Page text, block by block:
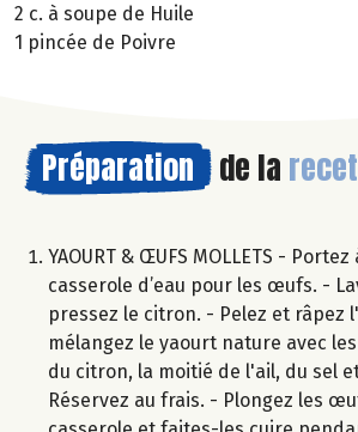
2 c. à soupe de Huile
1 pincée de Poivre
Préparation de la
YAOURT & ŒUFS MOLLETS -
casserole d’eau pour les œufs. -
pressez le citron. - Pelez et râpez
mélangez le yaourt nature avec
du citron, la moitié de l'ail, du sel
Réservez au frais. - Plongez les